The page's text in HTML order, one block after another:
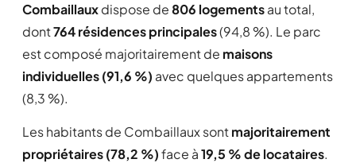
Combaillauxdispose de806 logementsau total,
dont764 résidences principales(94,8 %). Le parc
est composé majoritairement de maisons
individuelles (91,6 %) avec quelques appartements
(8,3 %).
Les habitants de Combaillaux sontmajoritairement
propriétaires (78,2 %)face à19,5 % de locataires.